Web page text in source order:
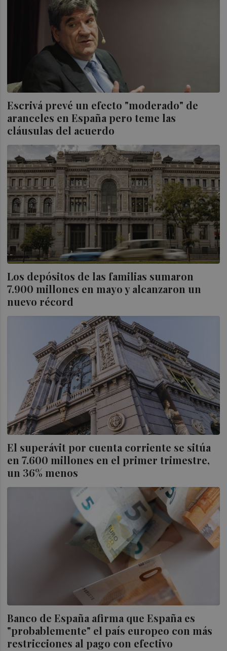
Escrivá prevé un efecto "moderado" de
aranceles en España pero teme las
cláusulas del acuerdo
Los depósitos de las familias sumaron
7.900 millones en mayo y alcanzaron un
nuevo récord
El superávit por cuenta corriente se sitúa
en 7.600 millones en el primer trimestre,
un 36% menos
Banco de España afirma que España es
"probablemente" el país europeo con más
restricciones al pago con efectivo